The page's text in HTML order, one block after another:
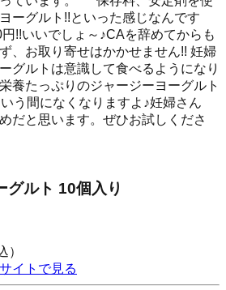
ーグルト!!といった感じなんです
!!いいでしょ～♪CAを辞めてからも
、お取り寄せはかかせません!! 妊婦
グルトは意識して食べるようになり
養たっぷりのジャージーヨーグルト
う間になくなりますよ♪妊婦さん
だと思います。ぜひお試しくださ
グルト 10個入り
）
イトで見る